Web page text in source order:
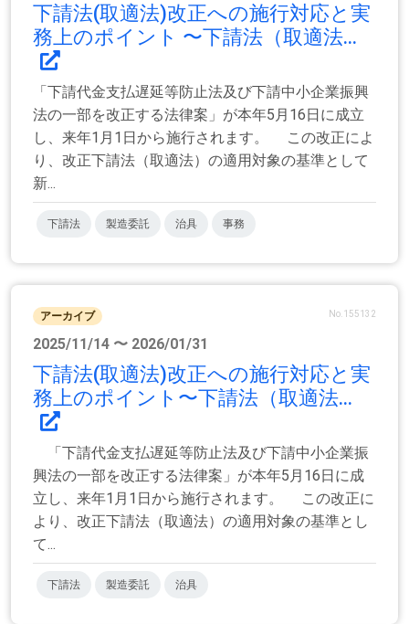
下請法(取適法)改正への施行対応と実
務上のポイント 〜下請法（取適法...
「下請代金支払遅延等防止法及び下請中小企業振興
法の一部を改正する法律案」が本年5月16日に成立
し、来年1月1日から施行されます。 この改正によ
り、改正下請法（取適法）の適用対象の基準として
新...
下請法 製造委託 治具 事務
アーカイブ No.155132
2025/11/14 〜 2026/01/31
下請法(取適法)改正への施行対応と実
務上のポイント〜下請法（取適法...
「下請代金支払遅延等防止法及び下請中小企業振
興法の一部を改正する法律案」が本年5月16日に成
立し、来年1月1日から施行されます。 この改正に
より、改正下請法（取適法）の適用対象の基準とし
て...
下請法 製造委託 治具